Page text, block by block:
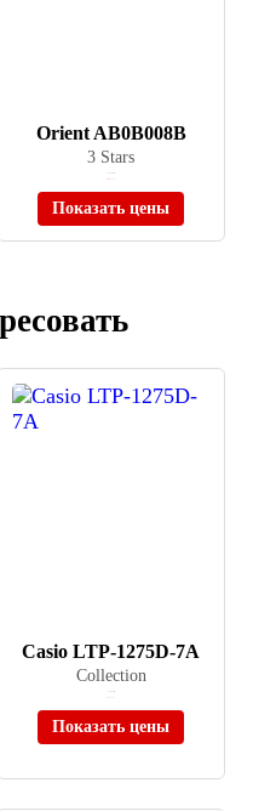
Orient AB0B008B
3 Stars
Показать цены
Casio LTP-1275D-7A
Collection
Показать цены